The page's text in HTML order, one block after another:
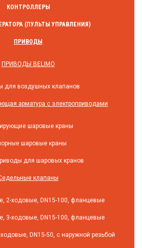
КОНТРОЛЛЕРЫ
(ПУЛЬТЫ УПРАВЛЕНИЯ)
ПРИВОДЫ
ПРИВОДЫ BELIMO
для воздушных клапанов
арматура с электроприводами
шаровые краны
шаровые краны
для шаровых кранов
клапаны
2-ходовые, DN15-100, фланцевые
3-ходовые, DN15-100, фланцевые
DN15-50, с наружной резьбой